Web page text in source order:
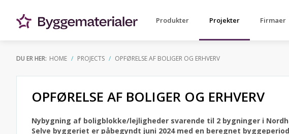
Produkter Projekter Firmaer
DU ER HER: HOME PROJECTS OPFØRELSE AF BOLIGER OG ERHVERV
OPFØRELSE AF BOLIGER OG ERHVERV
Nybygning af boligblokke/lejligheder svarende til 2 bygninger i
Selve byggeriet er påbegyndt juni 2024 med en beregnet